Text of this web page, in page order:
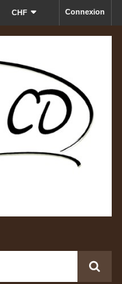
Connexion
CHF